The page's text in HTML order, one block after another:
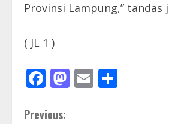
Provinsi Lampung,”
( JL 1 )
Facebook
Mastodon
Email
C
Previous: